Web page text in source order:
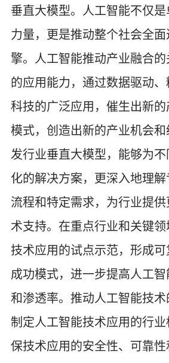
垂直大模型。人工智能不仅
力量，更是推动整个社会全面
擎。人工智能推动产业融合
的应用能力，通过数据驱动
科技的广泛应用，催生出新
模式，创造出新的产业机会
发行业垂直大模型，能够为不
化的解决方案，更深入地理
流程和特定需求，为行业提
术支持。在重点行业和关键
技术应用的试点示范，形成
成功模式，进一步提高人工
和渗透率。推动人工智能技术
制定人工智能技术应用的行
保技术应用的安全性、可靠